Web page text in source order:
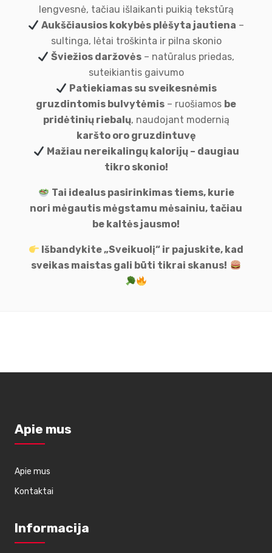
lengvesnė, tačiau išlaikanti puikią tekstūrą
Aukščiausios kokybės plėšyta jautiena –
sultinga, lėtai troškinta ir pilna skonio
Šviežios daržovės – natūralus priedas,
suteikiantis gaivumo
Patiekiamas su sveikesnėmis
gruzdintomis bulvytėmis – ruošiamos be
pridėtinių riebalų, naudojant modernią
karšto oro gruzdintuvę
Mažiau nereikalingų kalorijų – daugiau
tikro skonio!
Tai idealus pasirinkimas tiems, kurie
nori mėgautis mėgstamu mėsainiu, tačiau
be kaltės jausmo!
Išbandykite „Sveikuolį“ ir pajuskite, kad
sveikas maistas gali būti tikrai skanus!
Apie mus
Apie mus
Kontaktai
Informacija